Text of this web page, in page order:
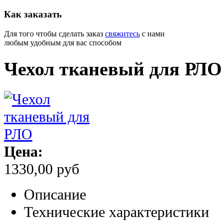
Как заказать
Для того чтобы сделать заказ свяжитесь с нами
любым удобным для вас способом
Чехол тканевый для
Цена:
1330,00 руб
Описание
Технические характеристики